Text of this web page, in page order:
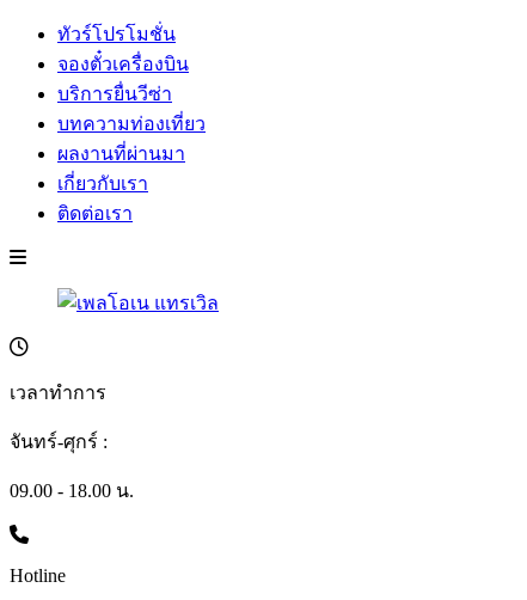
ทัวร์โปรโมชั่น
จองตั๋วเครื่องบิน
บริการยื่นวีซ่า
บทความท่องเที่ยว
ผลงานที่ผ่านมา
เกี่ยวกับเรา
ติดต่อเรา
เวลาทำการ
จันทร์-ศุกร์ :
09.00 - 18.00 น.
Hotline